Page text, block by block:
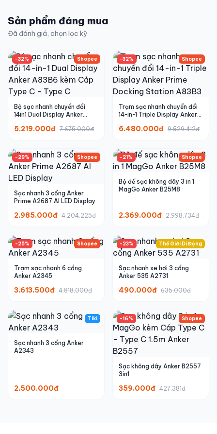
Sản phẩm đáng mua
Đã đánh giá, chọn lọc kỹ
-32% Shopee
Bộ sạc nhanh chuyển đổi
14in1 Dual Display Anker
Type C
5.219.000đ 7.675.000đ
-32% Shopee
Trạm sạc nhanh chuyển đổi
14-in-1 Triple Display Anker
A83B3
6.480.000đ 9.529.412đ
-29% Shopee
Sạc nhanh 3 cổng Anker
Prime A2687 AI LED Display
2.985.000đ 4.204.225đ
-21% Shopee
Bộ đế sạc không dây 3 in 1
MagGo Anker B25M8
2.369.000đ 2.998.734đ
-25% Shopee
Trạm sạc nhanh 6 cổng
Anker A2345
3.613.500đ 4.818.000đ
-23% Thế Giới Di Động
Sạc nhanh xe hơi 3 cổng
Anker 535 A2731
490.000đ 635.000đ
Tiki
Sạc nhanh 3 cổng Anker
A2343
2.500.000đ
-16% Shopee
Sạc không dây Anker B2557
3in1
359.000đ 427.381đ